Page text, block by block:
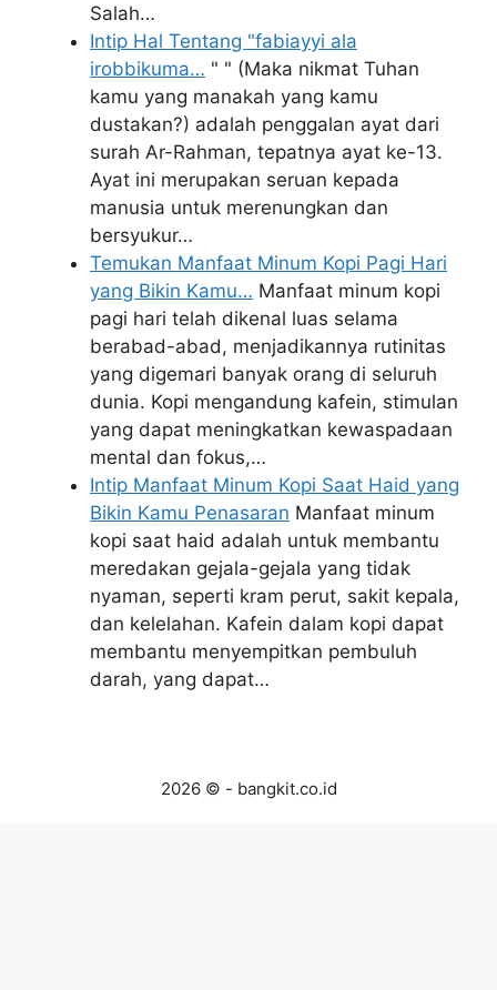
Salah…
Intip Hal Tentang "fabiayyi ala
irobbikuma… " " (Maka nikmat Tuhan
kamu yang manakah yang kamu
dustakan?) adalah penggalan ayat dari
surah Ar-Rahman, tepatnya ayat ke-13.
Ayat ini merupakan seruan kepada
manusia untuk merenungkan dan
bersyukur…
Temukan Manfaat Minum Kopi Pagi Hari
yang Bikin Kamu… Manfaat minum kopi
pagi hari telah dikenal luas selama
berabad-abad, menjadikannya rutinitas
yang digemari banyak orang di seluruh
dunia. Kopi mengandung kafein, stimulan
yang dapat meningkatkan kewaspadaan
mental dan fokus,…
Intip Manfaat Minum Kopi Saat Haid yang
Bikin Kamu Penasaran Manfaat minum
kopi saat haid adalah untuk membantu
meredakan gejala-gejala yang tidak
nyaman, seperti kram perut, sakit kepala,
dan kelelahan. Kafein dalam kopi dapat
membantu menyempitkan pembuluh
darah, yang dapat…
2026 © - bangkit.co.id